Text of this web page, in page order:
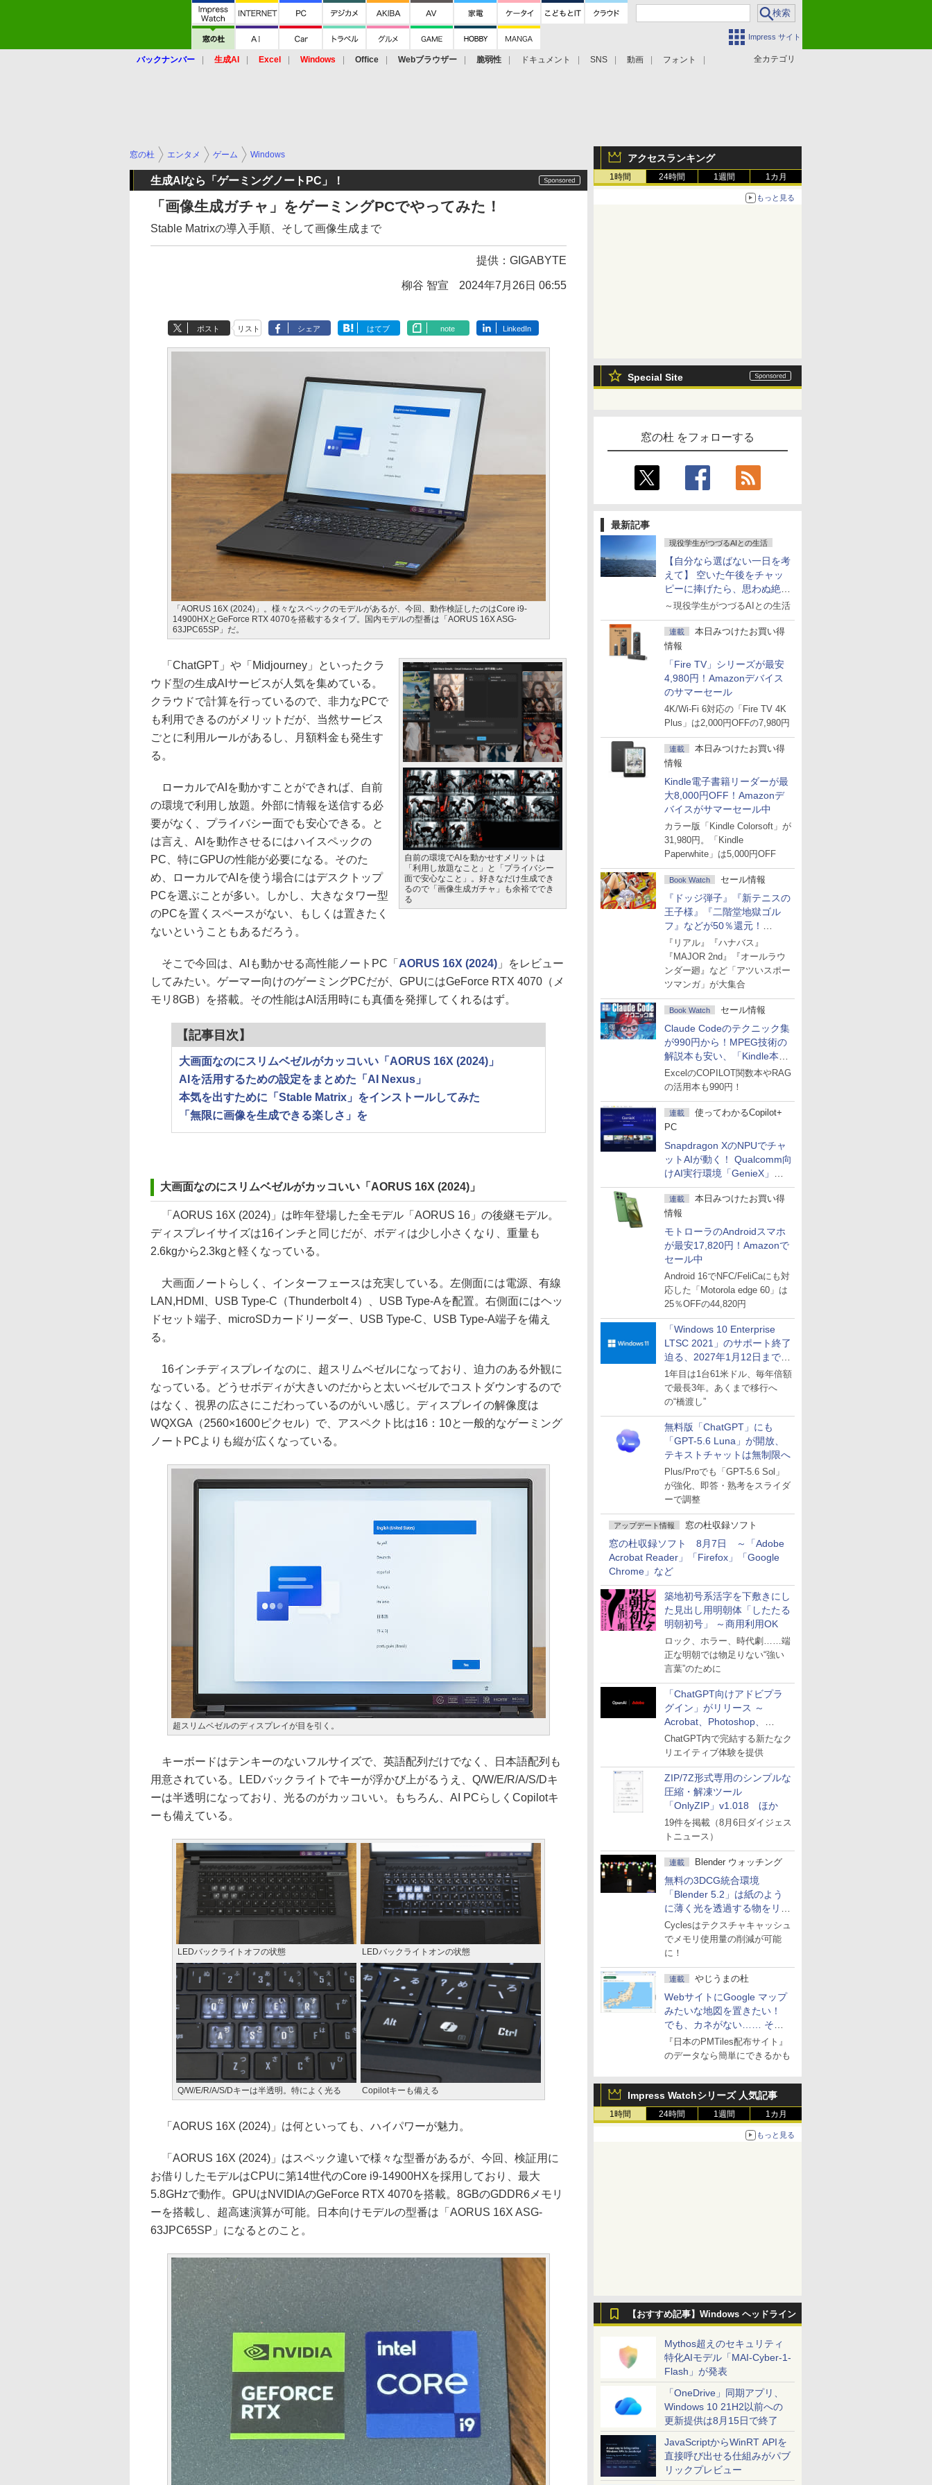
Impress サイト
全カテゴリ
バックナンバー 生成AI Excel Windows Office Webブラウザー 脆弱性 ドキュメント SNS 動画 フォント
アクセスランキング
1時間 24時間 1週間 1カ月
もっと見る
Special Site
窓の杜 をフォローする
最新記事
現役学生がつづるAIとの生活
【自分なら選ばない一日を考
えて】 空いた午後をチャッ
ピーに捧げたら、思わぬ絶景
に出会った話
～現役学生がつづるAIとの生活
連載
本日みつけたお買い得
情報
「Fire TV」シリーズが最安
4,980円！Amazonデバイス
のサマーセール
4K/Wi-Fi 6対応の「Fire TV 4K
Plus」は2,000円OFFの7,980円
連載
本日みつけたお買い得
情報
Kindle電子書籍リーダーが最
大8,000円OFF！Amazonデ
バイスがサマーセール中
カラー版「Kindle Colorsoft」が
31,980円。「Kindle
Paperwhite」は5,000円OFF
Book Watch セール情報
『ドッジ弾子』『新テニスの
王子様』『二階堂地獄ゴル
フ』などが50％還元！
Amazonマンガ週末セール
『リアル』『ハナバス』
『MAJOR 2nd』『オールラウ
ンダー廻』など「アツいスポー
ツマンガ」が大集合
Book Watch セール情報
Claude Codeのテクニック集
が990円から！MPEG技術の
解説本も安い、「Kindle本サ
マーセール」第2弾開始！
ExcelのCOPILOT関数本やRAG
の活用本も990円！
連載
使ってわかるCopilot+
PC
Snapdragon XのNPUでチャ
ットAIが動く！ Qualcomm向
けAI実行環境「GenieX」を
試してみた
連載
本日みつけたお買い得
情報
モトローラのAndroidスマホ
が最安17,820円！Amazonで
セール中
Android 16でNFC/FeliCaにも対
応した「Motorola edge 60」は
25％OFFの44,820円
「Windows 10 Enterprise
LTSC 2021」のサポート終了
迫る、2027年1月12日まで
～ESUは9月1日から販売
1年目は1台61米ドル、毎年倍額
で最長3年。あくまで移行へ
の“橋渡し”
無料版「ChatGPT」にも
「GPT-5.6 Luna」が開放、
テキストチャットは無制限へ
Plus/Proでも「GPT-5.6 Sol」
が強化、即答・熟考をスライダ
ーで調整
アップデート情報 窓の杜収録ソフト
窓の杜収録ソフト 8月7日 ～「Adobe
Acrobat Reader」「Firefox」「Google
Chrome」など
築地初号系活字を下敷きにし
た見出し用明朝体「したたる
明朝初号」 ～商用利用OK
ロック、ホラー、時代劇……端
正な明朝では物足りない“強い
言葉”のために
「ChatGPT向けアドビプラ
グイン」がリリース ～
Acrobat、Photoshop、
Premiereなどの機能を1つの
プラグインに統合
ChatGPT内で完結する新たなク
リエイティブ体験を提供
ZIP/7Z形式専用のシンプルな
圧縮・解凍ツール
「OnlyZIP」v1.018 ほか
19件を掲載（8月6日ダイジェス
トニュース）
連載 Blender ウォッチング
無料の3DCG統合環境
「Blender 5.2」は紙のよう
に薄く光を透過する物をリア
ルに表現
Cyclesはテクスチャキャッシュ
でメモリ使用量の削減が可能
に！
連載 やじうまの杜
WebサイトにGoogle マップ
みたいな地図を置きたい！
でも、カネがない…… そん
な人に朗報！
『日本のPMTiles配布サイト』
のデータなら簡単にできるかも
Impress Watchシリーズ 人気記事
1時間 24時間 1週間 1カ月
もっと見る
【おすすめ記事】Windows ヘッドライン
Mythos超えのセキュリティ
特化AIモデル「MAI-Cyber-1-
Flash」が発表
「OneDrive」同期アプリ、
Windows 10 21H2以前への
更新提供は8月15日で終了
JavaScriptからWinRT APIを
直接呼び出せる仕組みがパブ
リックプレビュー
窓の杜 エンタメ ゲーム Windows
生成AIなら「ゲーミングノートPC」！
「画像生成ガチャ」をゲーミングPCでやってみた！
Stable Matrixの導入手順、そして画像生成まで
提供： GIGABYTE
柳谷 智宣 2024年7月26日 06:55
ポスト リスト シェア はてブ note LinkedIn
「AORUS 16X (2024)」。様々なスペックのモデルがあるが、今回、動作検証したのはCore i9-
14900HXとGeForce RTX 4070を搭載するタイプ。国内モデルの型番は「AORUS 16X ASG-
63JPC65SP」だ。
自前の環境でAIを動かせすメリットは
「利用し放題なこと」と「プライバシー
面で安心なこと」。好きなだけ生成でき
るので「画像生成ガチャ」も余裕ででき
る
「ChatGPT」や「Midjourney」といったクラ
ウド型の生成AIサービスが人気を集めている。
クラウドで計算を行っているので、非力なPCで
も利用できるのがメリットだが、当然サービス
ごとに利用ルールがあるし、月額料金も発生す
る。
ローカルでAIを動かすことができれば、自前
の環境で利用し放題。外部に情報を送信する必
要がなく、プライバシー面でも安心できる。と
は言え、AIを動作させるにはハイスペックの
PC、特にGPUの性能が必要になる。そのた
め、ローカルでAIを使う場合にはデスクトップ
PCを選ぶことが多い。しかし、大きなタワー型
のPCを置くスペースがない、もしくは置きたく
ないということもあるだろう。
そこで今回は、AIも動かせる高性能ノートPC「 AORUS 16X (2024) 」をレビュー
してみたい。ゲーマー向けのゲーミングPCだが、GPUにはGeForce RTX 4070（メ
モリ8GB）を搭載。その性能はAI活用時にも真価を発揮してくれるはず。
【記事目次】
大画面なのにスリムベゼルがカッコいい「AORUS 16X (2024)」
AIを活用するための設定をまとめた「AI Nexus」
本気を出すために「Stable Matrix」をインストールしてみた
「無限に画像を生成できる楽しさ」を
大画面なのにスリムベゼルがカッコいい「AORUS 16X (2024)」
「AORUS 16X (2024)」は昨年登場した全モデル「AORUS 16」の後継モデル。
ディスプレイサイズは16インチと同じだが、ボディは少し小さくなり、重量も
2.6kgから2.3kgと軽くなっている。
大画面ノートらしく、インターフェースは充実している。左側面には電源、有線
LAN,HDMI、USB Type-C（Thunderbolt 4）、USB Type-Aを配置。右側面にはヘッ
ドセット端子、microSDカードリーダー、USB Type-C、USB Type-A端子を備え
る。
16インチディスプレイなのに、超スリムベゼルになっており、迫力のある外観に
なっている。どうせボディが大きいのだからと太いベゼルでコストダウンするので
はなく、視界の広さにこだわっているのがいい感じ。ディスプレイの解像度は
WQXGA（2560×1600ピクセル）で、アスペクト比は16：10と一般的なゲーミング
ノートPCよりも縦が広くなっている。
超スリムベゼルのディスプレイが目を引く。
キーボードはテンキーのないフルサイズで、英語配列だけでなく、日本語配列も
用意されている。LEDバックライトでキーが浮かび上がるうえ、Q/W/E/R/A/S/Dキ
ーは半透明になっており、光るのがカッコいい。もちろん、AI PCらしくCopilotキ
ーも備えている。
LEDバックライトオフの状態 LEDバックライトオンの状態
Q/W/E/R/A/S/Dキーは半透明。特によく光る Copilotキーも備える
「AORUS 16X (2024)」は何といっても、ハイパワーが魅力。
「AORUS 16X (2024)」はスペック違いで様々な型番があるが、今回、検証用に
お借りしたモデルはCPUに第14世代のCore i9-14900HXを採用しており、最大
5.8GHzで動作。GPUはNVIDIAのGeForce RTX 4070を搭載。8GBのGDDR6メモリ
ーを搭載し、超高速演算が可能。日本向けモデルの型番は「AORUS 16X ASG-
63JPC65SP」になるとのこと。